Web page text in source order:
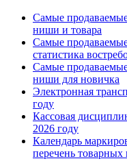
Самые
ниши и товара
Самые
статистика
Самые
ниши для новичка
Электронная
году
Кассовая
2026 году
Календарь
перечень товарных